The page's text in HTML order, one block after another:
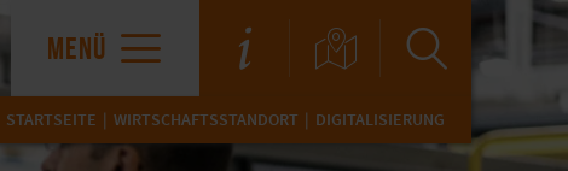
MENÜ
STARTSEITE WIRTSCHAFTSSTANDORT DIGITALISIERUNG